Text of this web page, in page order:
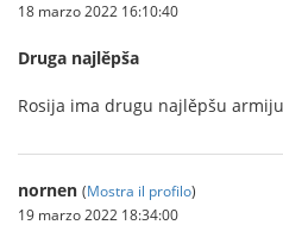
18 marzo 2022 16:10:40
Druga najlěpša
Rosija ima drugu najlěpšu
nornen (Mostra il profilo)
19 marzo 2022 18:34:00